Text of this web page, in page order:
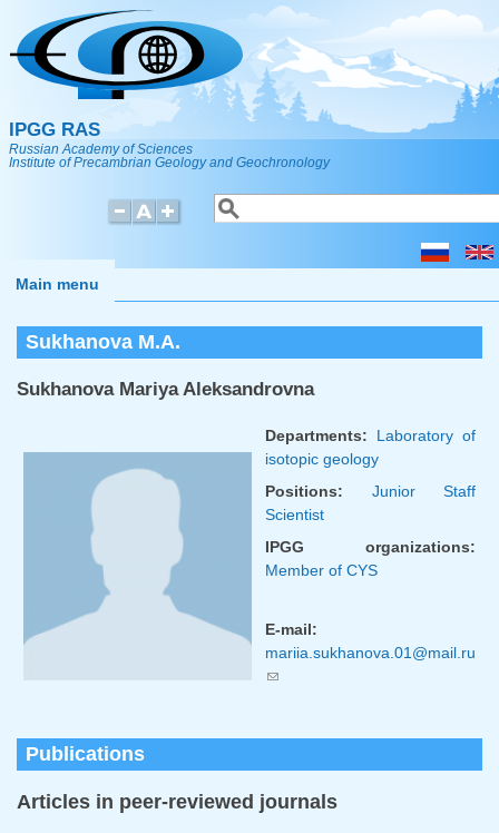
Skip to main content
IPGG RAS
Russian Academy of Sciences
Institute of Precambrian Geology and Geochronology
Search form
Search
Main menu
Sukhanova M.A.
Sukhanova Mariya Aleksandrovna
Departments: Laboratory of
isotopic geology
Positions: Junior Staff
Scientist
IPGG organizations:
Member of CYS
E-mail:
mariia.sukhanova.01@mail.ru
(link sends e-mail)
Publications
Articles in peer-reviewed journals